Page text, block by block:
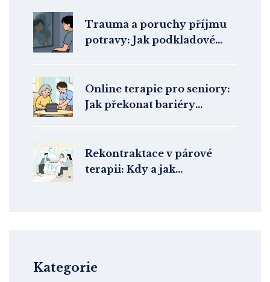
Trauma a poruchy příjmu
potravy: Jak podkladové
Online terapie pro seniory:
Jak překonat bariéry
Rekontraktace v párové
terapii: Kdy a jak
Kategorie